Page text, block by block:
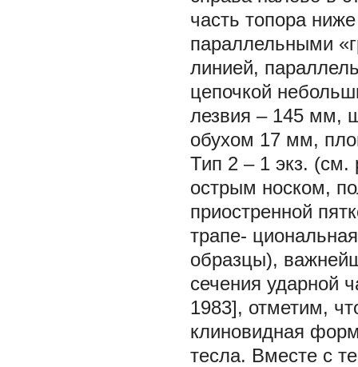
часть топора
параллельными
линией,
цепочкой
лезвия – 145 мм,
обухом 17 мм,
Тип 2 – 1 экз. (см.
острым носком,
приостренной
трапе-
образцы),
сечения ударной
1983], отметим,
клиновидная
тесла. Вместе с